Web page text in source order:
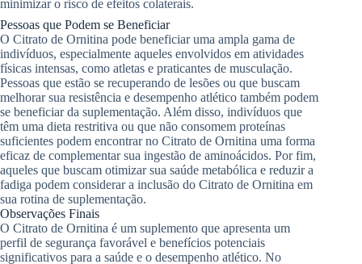
minimizar o risco de efeitos colaterais.
Pessoas que Podem se Beneficiar
O Citrato de Ornitina pode beneficiar uma ampla gama de
indivíduos, especialmente aqueles envolvidos em atividades
físicas intensas, como atletas e praticantes de musculação.
Pessoas que estão se recuperando de lesões ou que buscam
melhorar sua resistência e desempenho atlético também podem
se beneficiar da suplementação. Além disso, indivíduos que
têm uma dieta restritiva ou que não consomem proteínas
suficientes podem encontrar no Citrato de Ornitina uma forma
eficaz de complementar sua ingestão de aminoácidos. Por fim,
aqueles que buscam otimizar sua saúde metabólica e reduzir a
fadiga podem considerar a inclusão do Citrato de Ornitina em
sua rotina de suplementação.
Observações Finais
O Citrato de Ornitina é um suplemento que apresenta um
perfil de segurança favorável e benefícios potenciais
significativos para a saúde e o desempenho atlético. No